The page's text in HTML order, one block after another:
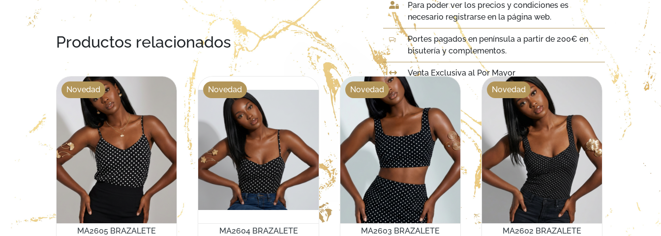
Para poder ver los precios y condiciones es
necesario registrarse en la página web.
Portes pagados en península a partir de 200€ en
bisutería y complementos.
Venta Exclusiva al Por Mayor
Productos relacionados
Novedad
MA2605 BRAZALETE
Novedad
MA2604 BRAZALETE
Novedad
MA2603 BRAZALETE
Novedad
MA2602 BRAZALETE